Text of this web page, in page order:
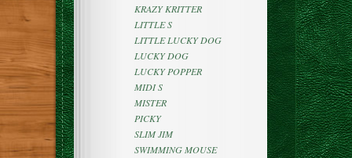
KRAZY KRITTER
LITTLE S
LITTLE LUCKY DOG
LUCKY DOG
LUCKY POPPER
MIDI S
MISTER
PICKY
SLIM JIM
SWIMMING MOUSE